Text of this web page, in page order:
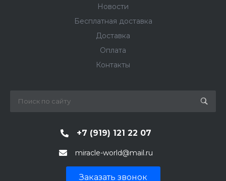
Новости
Бесплатная доставка
Доставка
Оплата
Контакты
+7 (919) 121 22 07
miracle-world@mail.ru
Заказать звонок